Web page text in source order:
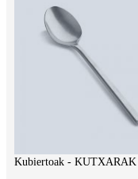
Kubiertoak - KUTXARAK